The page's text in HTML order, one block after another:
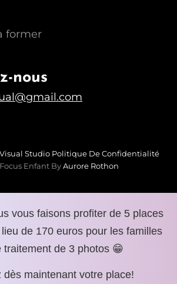
former
nous
Visual Studio Politique De Confidentialité
Enfant ByAurore Rothon
vous faisons profiter de 5 places
de 170 euros pour les familles
traitement de 3 photos 😁
dès maintenant votre place!